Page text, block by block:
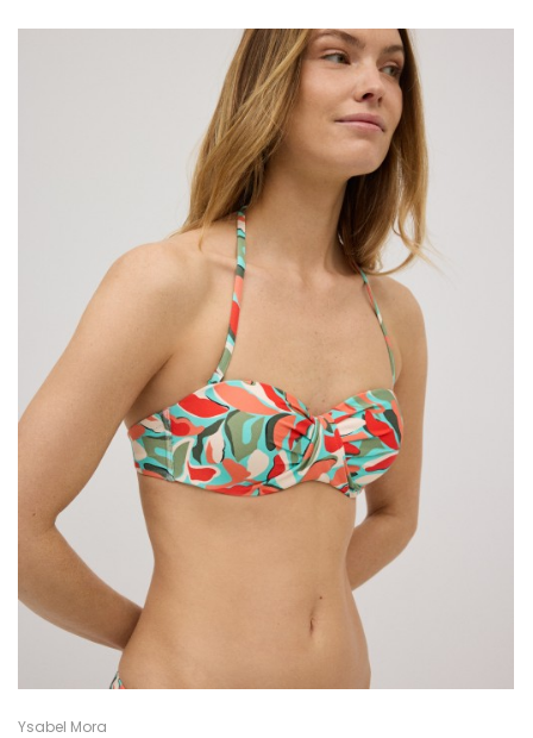
Ysabel Mora